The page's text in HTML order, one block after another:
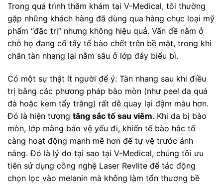
Trong quá trình thăm khám tại V-Medical, tôi thường
gặp những khách hàng đã dùng qua hàng chục loại mỹ
phẩm “đặc trị” nhưng không hiệu quả. Vấn đề nằm ở
chỗ họ đang cố tẩy tế bào chết trên bề mặt, trong khi
chân tàn nhang lại nằm sâu ở lớp đáy biểu bì.
Có một sự thật ít người để ý: Tàn nhang sau khi điều
trị bằng các phương pháp bào mòn (như peel da quá
đà hoặc kem tẩy trắng) rất dễ quay lại đậm màu hơn.
Đó là hiện tượng tăng sắc tố sau viêm. Khi da bị bào
mòn, lớp màng bảo vệ yếu đi, khiến tế bào hắc tố
càng hoạt động mạnh mẽ hơn để tự vệ trước ánh
nắng. Đó là lý do tại sao tại V-Medical, chúng tôi ưu
tiên sử dụng công nghệ Laser Revlite để tác động
chọn lọc vào melanin mà không làm tổn thương bề